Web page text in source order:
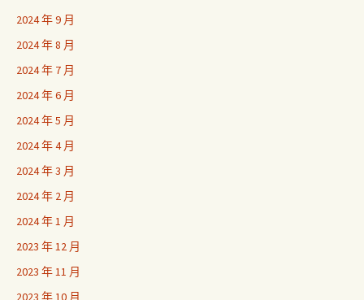
2024 年 9 月
2024 年 8 月
2024 年 7 月
2024 年 6 月
2024 年 5 月
2024 年 4 月
2024 年 3 月
2024 年 2 月
2024 年 1 月
2023 年 12 月
2023 年 11 月
2023 年 10 月